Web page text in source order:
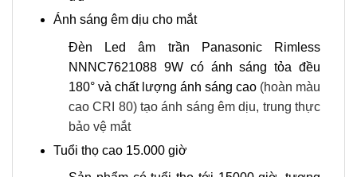
Ánh sáng êm dịu cho mắt
Đèn Led âm trần Panasonic Rimless
NNNC7621088 9W có ánh sáng tỏa đều
180° và chất lượng ánh sáng cao (hoàn màu
cao CRI 80) tạo ánh sáng êm dịu, trung thực
bảo vệ mắt
Tuổi thọ cao 15.000 giờ